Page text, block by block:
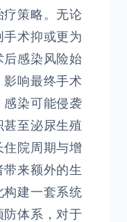
策略。无论
术抑或更为
感染风险始
响最终手术
染可能侵袭
至泌尿生殖
院周期与增
来额外的生
建一套系统
体系，对于